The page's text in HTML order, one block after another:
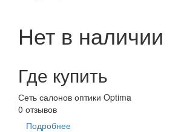
Нет в наличии
Где купить
Сеть салонов оптики Optima
0 отзывов
Подробнее